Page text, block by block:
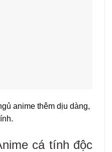
anime thêm dịu dàng,
cá tính độc